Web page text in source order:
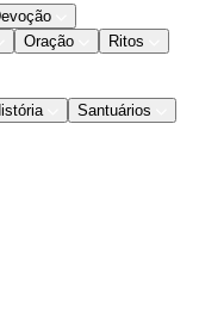
Oração
Ritos
Santuários